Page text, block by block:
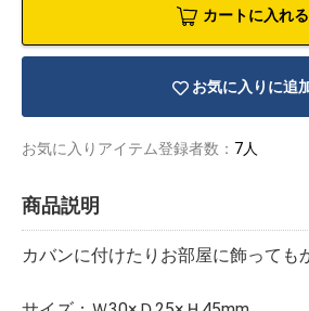
カートに入れる
お気に入りに追
お気に入りアイテム登録者数： 7人
商品説明
カバンに付けたりお部屋に飾っても
イラストレ
アダルトグ